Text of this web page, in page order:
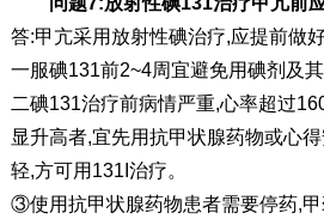
答:甲亢采用放射性碘治疗,应提前做
一服碘131前2~4周宜避免用碘剂及
二碘131治疗前病情严重,心率超过
显升高者,宜先用抗甲状腺药物或心
轻,方可用131I治疗。
③使用抗甲状腺药物患者需要停药,